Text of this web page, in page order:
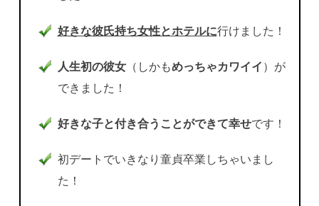
好きな彼氏持ち女性とホテルに行けました！
人生初の彼女（しかもめっちゃカワイイ ）が
できました！
好きな子と付き合うことができて幸せです！
初デートでいきなり童貞卒業しちゃいまし
た！